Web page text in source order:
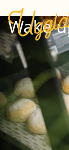
Wake